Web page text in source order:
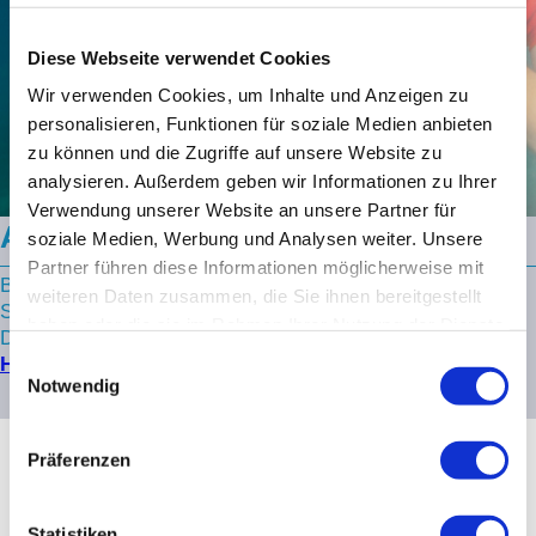
Diese Webseite verwendet Cookies
Wir verwenden Cookies, um Inhalte und Anzeigen zu
personalisieren, Funktionen für soziale Medien anbieten
zu können und die Zugriffe auf unsere Website zu
analysieren. Außerdem geben wir Informationen zu Ihrer
Verwendung unserer Website an unsere Partner für
soziale Medien, Werbung und Analysen weiter. Unsere
Partner führen diese Informationen möglicherweise mit
weiteren Daten zusammen, die Sie ihnen bereitgestellt
Einwilligungsauswahl
Notwendig
Präferenzen
Aria Schnochelausrüstung
Bei uns im Shop findest du das komplette Schnorchel
Sortiment von OceanReef. Von der Aria Maske über die
Duo Flosse bis hin zum Snorkie Talkie Funkgerät
Hier siehst du alle Produkte und Beschreibungen